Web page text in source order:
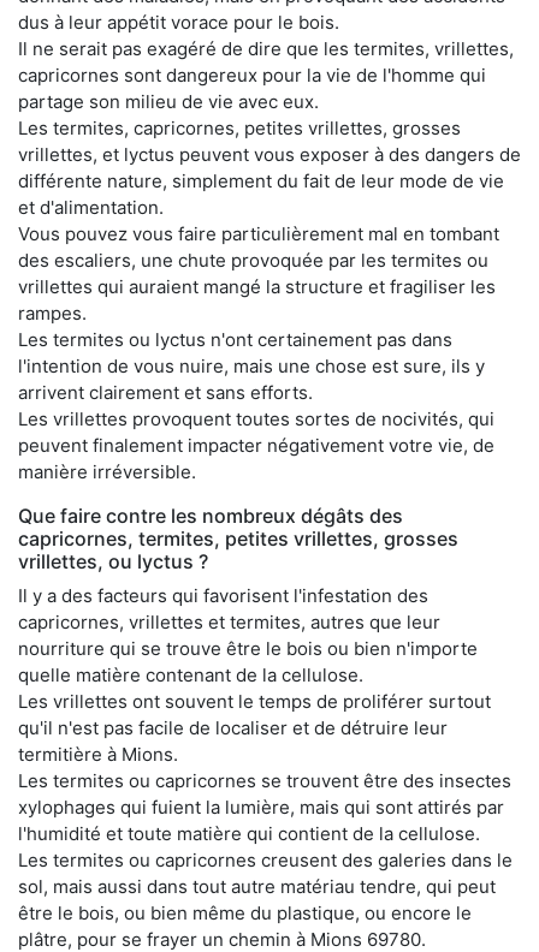
dus à leur appétit vorace pour le bois.
Il ne serait pas exagéré de dire que les termites, vrillettes,
capricornes sont dangereux pour la vie de l'homme qui
partage son milieu de vie avec eux.
Les termites, capricornes, petites vrillettes, grosses
vrillettes, et lyctus peuvent vous exposer à des dangers de
différente nature, simplement du fait de leur mode de vie
et d'alimentation.
Vous pouvez vous faire particulièrement mal en tombant
des escaliers, une chute provoquée par les termites ou
vrillettes qui auraient mangé la structure et fragiliser les
rampes.
Les termites ou lyctus n'ont certainement pas dans
l'intention de vous nuire, mais une chose est sure, ils y
arrivent clairement et sans efforts.
Les vrillettes provoquent toutes sortes de nocivités, qui
peuvent finalement impacter négativement votre vie, de
manière irréversible.
Que faire contre les nombreux dégâts des
capricornes, termites, petites vrillettes, grosses
vrillettes, ou lyctus ?
Il y a des facteurs qui favorisent l'infestation des
capricornes, vrillettes et termites, autres que leur
nourriture qui se trouve être le bois ou bien n'importe
quelle matière contenant de la cellulose.
Les vrillettes ont souvent le temps de proliférer surtout
qu'il n'est pas facile de localiser et de détruire leur
termitière à Mions.
Les termites ou capricornes se trouvent être des insectes
xylophages qui fuient la lumière, mais qui sont attirés par
l'humidité et toute matière qui contient de la cellulose.
Les termites ou capricornes creusent des galeries dans le
sol, mais aussi dans tout autre matériau tendre, qui peut
être le bois, ou bien même du plastique, ou encore le
plâtre, pour se frayer un chemin à Mions 69780.